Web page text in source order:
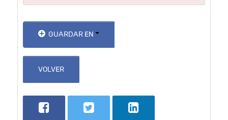
GUARDAR EN
VOLVER